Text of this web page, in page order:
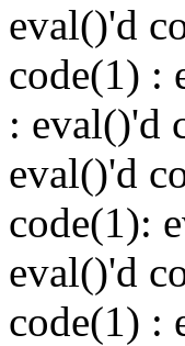
eval()'d
code(1) :
: eval()'d
eval()'d
code(1):
eval()'d
code(1) :